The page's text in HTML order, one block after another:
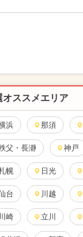
オススメエリア
浜 那須
父・長瀞 神戸
幌 日光
台 川越
川崎 立川